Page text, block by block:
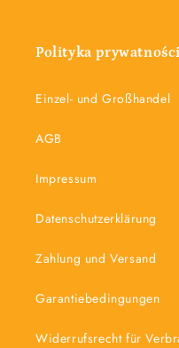
Polityka prywatności
Einzel- und Großhandel
AGB
Impressum
Datenschutzerklärung
Zahlung und Versand
Garantiebedingungen
Widerrufsrecht für